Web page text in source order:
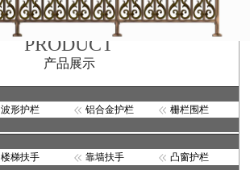
PRODUCT
产品展示
波形护栏 铝合金护栏 栅栏围栏
楼梯扶手 靠墙扶手 凸窗护栏